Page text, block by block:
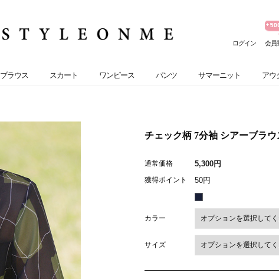
ログイン 会員
ブラウス スカート ワンピース パンツ サマーニット アウ
チェック柄 7分袖 シアーブラウ
通常価格 5,300円
獲得ポイント 50円
カラー
サイズ